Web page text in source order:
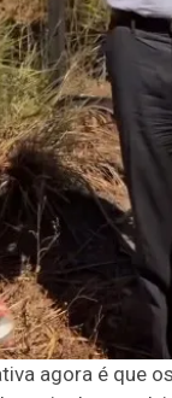
agora é que